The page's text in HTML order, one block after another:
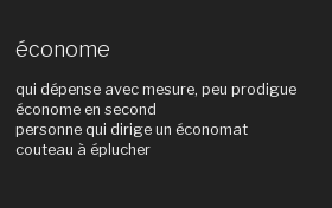
économe
qui dépense avec mesure, peu prodigue
économe en second
personne qui dirige un économat
couteau à éplucher